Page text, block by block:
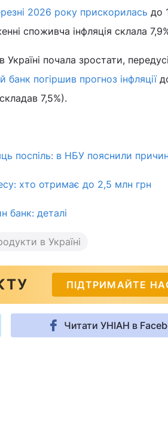
2026 року прискорилась до
споживча інфляція склала
Україні почала зростати,
банк погіршив прогноз інфляції
7,5%).
поспіль: в НБУ пояснили
хто отримає до 2,5 млн грн
банк: деталі
в Україні
ПІДТРИМАЙТЕ
Читати УНІАН в